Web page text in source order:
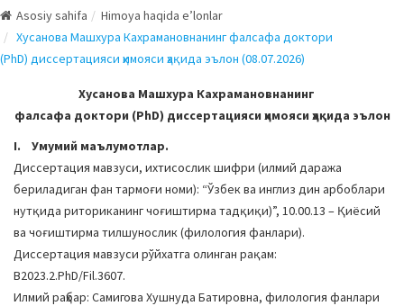
g
l
e
a
i
g
a
t
i
o
n
Asosiy sahifa
Himoya haqida e’lonlar
Хусанова Машхура Кахрамановнанинг фалсафа доктори
(PhD) диссертацияси ҳимояси ҳақида эълон (08.07.2026)
Хусанова Машхура Кахрамановнанинг
фалсафа доктори (PhD) диссертацияси ҳимояси ҳақида эълон
I. Умумий маълумотлар.
Диссертация мавзуси, ихтисослик шифри (илмий даража
бериладиган фан тармоғи номи): “Ўзбек ва инглиз дин арбоблари
нутқида риториканинг чоғиштирма тадқиқи)”, 10.00.13 – Қиёсий
ва чоғиштирма тилшунослик (филология фанлари).
Диссертация мавзуси рўйхатга олинган рақам:
B2023.2.PhD/Fil.3607.
Илмий раҳбар: Самигова Хушнуда Батировна, филология фанлари